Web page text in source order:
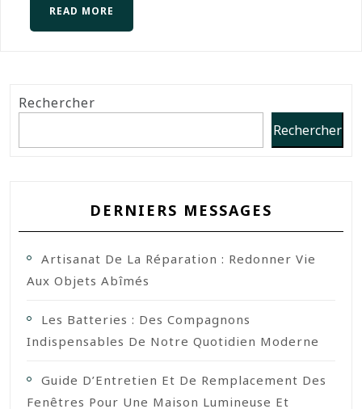
READ MORE
Rechercher
Rechercher
DERNIERS MESSAGES
Artisanat De La Réparation : Redonner Vie
Aux Objets Abîmés
Les Batteries : Des Compagnons
Indispensables De Notre Quotidien Moderne
Guide D’Entretien Et De Remplacement Des
Fenêtres Pour Une Maison Lumineuse Et